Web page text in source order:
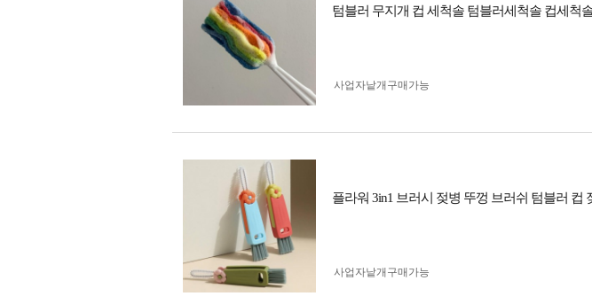
텀블러 무지개 컵 세척솔 텀블러세척솔 컵세척
사업자 낱개구매가능
플라워 3in1 브러시 젖병 뚜껑 브러쉬 텀블러 컵
사업자 낱개구매가능